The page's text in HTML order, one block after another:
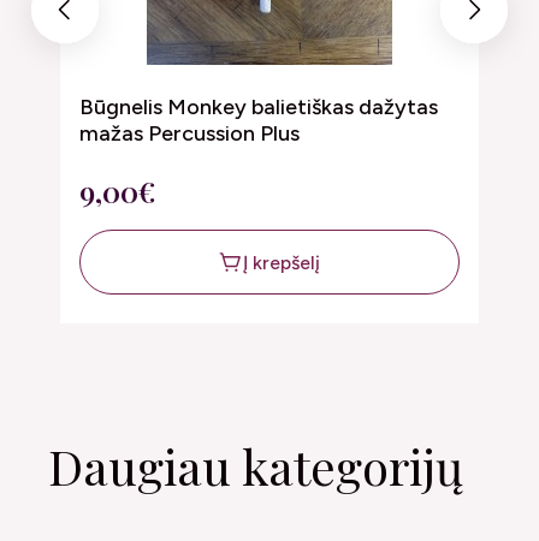
Previous
Būgnelis Monkey balietiškas dažytas
mažas Percussion Plus
9,00€
Į krepšelį
Next
Daugiau kategorijų